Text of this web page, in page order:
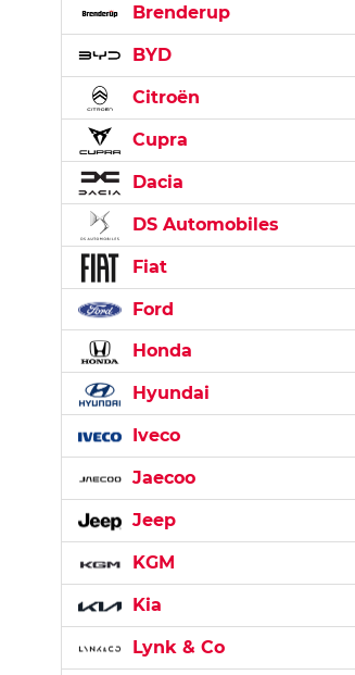
Brenderup
BYD
Citroën
Cupra
Dacia
DS Automobiles
Fiat
Ford
Honda
Hyundai
Iveco
Jaecoo
Jeep
KGM
Kia
Lynk & Co